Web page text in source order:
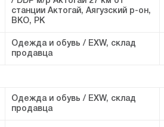
станции Актогай, Аягузский р-он,
ВКО, РК
Одежда и обувь / EXW, склад
продавца
Одежда и обувь / EXW, склад
продавца